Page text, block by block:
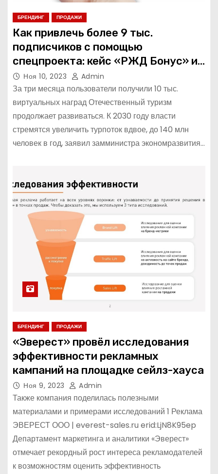
БРЕНДИНГ ПРОДАЖИ
Как привлечь более 9 тыс.
подписчиков с помощью
спецпроекта: кейс «РЖД Бонус» и
Looky
Ноя 10, 2023 Admin
За три месяца пользователи получили 10 тыс.
виртуальных наград Отечественный туризм
продолжает развиваться. К 2030 году власти
стремятся увеличить турпоток вдвое, до 140 млн
человек в год, заявил замминистра экономразвития…
БРЕНДИНГ ПРОДАЖИ
«Эверест» провёл исследования
эффективности рекламных
кампаний на площадке сейлз-хауса
Ноя 9, 2023 Admin
Также компания поделилась полезными
материалами и примерами исследований 1 Реклама
ЭВЕРЕСТ ООО | everest-sales.ru erid:LjN8K95ep
Департамент маркетинга и аналитики «Эверест»
отмечает рекордный рост интереса рекламодателей
к возможностям оценить эффективность